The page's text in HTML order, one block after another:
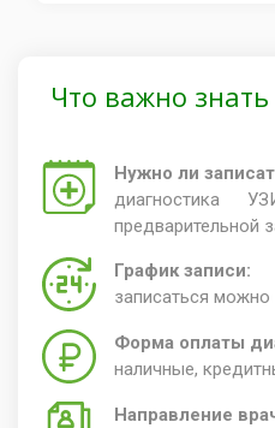
Что важно
Нужно ли
диагностика
предварительной
График записи:
записаться можно
Форма оплаты
наличные,
Направление